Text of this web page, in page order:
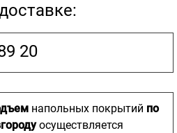
20
напольных покрытий по
осуществляется